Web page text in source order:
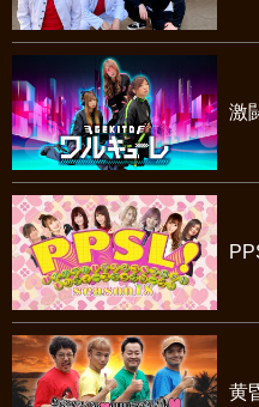
激
黄